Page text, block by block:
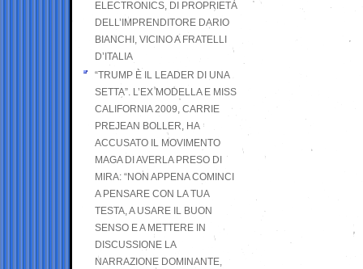
ELECTRONICS, DI PROPRIETÀ
DELL’IMPRENDITORE DARIO
BIANCHI, VICINO A FRATELLI
D’ITALIA
“TRUMP È IL LEADER DI UNA
SETTA”. L’EX MODELLA E MISS
CALIFORNIA 2009, CARRIE
PREJEAN BOLLER, HA
ACCUSATO IL MOVIMENTO
MAGA DI AVERLA PRESO DI
MIRA: “NON APPENA COMINCI
A PENSARE CON LA TUA
TESTA, A USARE IL BUON
SENSO E A METTERE IN
DISCUSSIONE LA
NARRAZIONE DOMINANTE,